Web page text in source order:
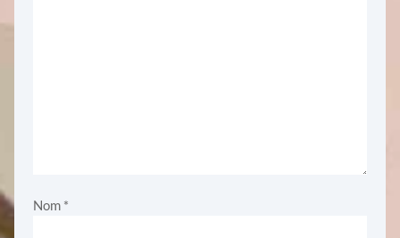
Nom *